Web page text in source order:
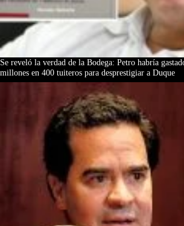
Se reveló la verdad de la Bodega: Petro habría
millones en 400 tuiteros para desprestigiar a Duque